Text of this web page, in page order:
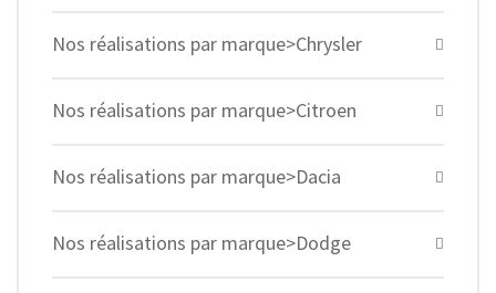
Nos réalisations par marque>Chrysler
Nos réalisations par marque>Citroen
Nos réalisations par marque>Dacia
Nos réalisations par marque>Dodge